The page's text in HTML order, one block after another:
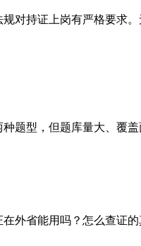
对持证上岗有严格要求
题型，但题库量大、覆
外省能用吗？怎么查证